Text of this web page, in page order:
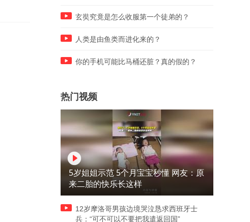
玄奘究竟是怎么收服第一个徒弟的？
人类是由鱼类而进化来的？
你的手机可能比马桶还脏？真的假的？
热门视频
5岁姐姐示范 5个月宝宝秒懂 网友：原
来二胎的快乐长这样
12岁摩洛哥男孩边境哭泣恳求西班牙士
兵：“可不可以不要把我遣返回国”